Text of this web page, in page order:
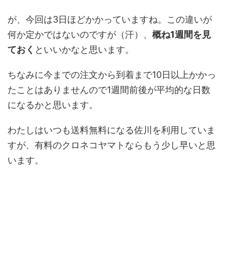
が、今回は3日ほどかかっていますね。この違いが
何か定かではないのですが（汗）、 概ね1週間を見
ておく といいかなと思います。
ちなみに今までの注文から到着まで10日以上かかっ
たことはありませんので1週間前後が平均的な日数
になるかと思います。
わたしはいつも送料無料になる佐川を利用していま
すが、有料のクロネコヤマトならもう少し早いと思
います。